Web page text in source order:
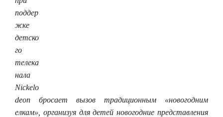
поддер
жке
детско
го
телека
нала
Nickelo
deon бросает вызов традиционным «новогодним
елкам», организуя для детей новогодние представления